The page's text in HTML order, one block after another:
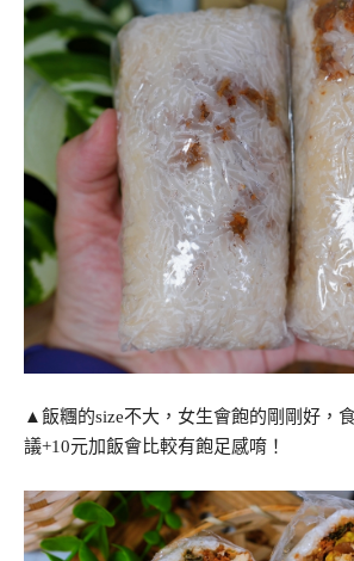
▲飯糰的size不大，女生會飽的剛剛好，
議+10元加飯會比較有飽足感唷！